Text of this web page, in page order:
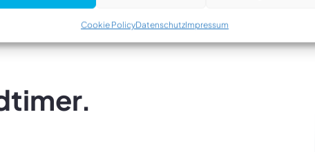
Cookie PolicyDatenschutzImpressum